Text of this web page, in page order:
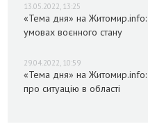
13.05.2022, 13:25
«Тема дня» на Житомир.info:
умовах воєнного стану
29.04.2022, 10:59
«Тема дня» на Житомир.info:
про ситуацію в області